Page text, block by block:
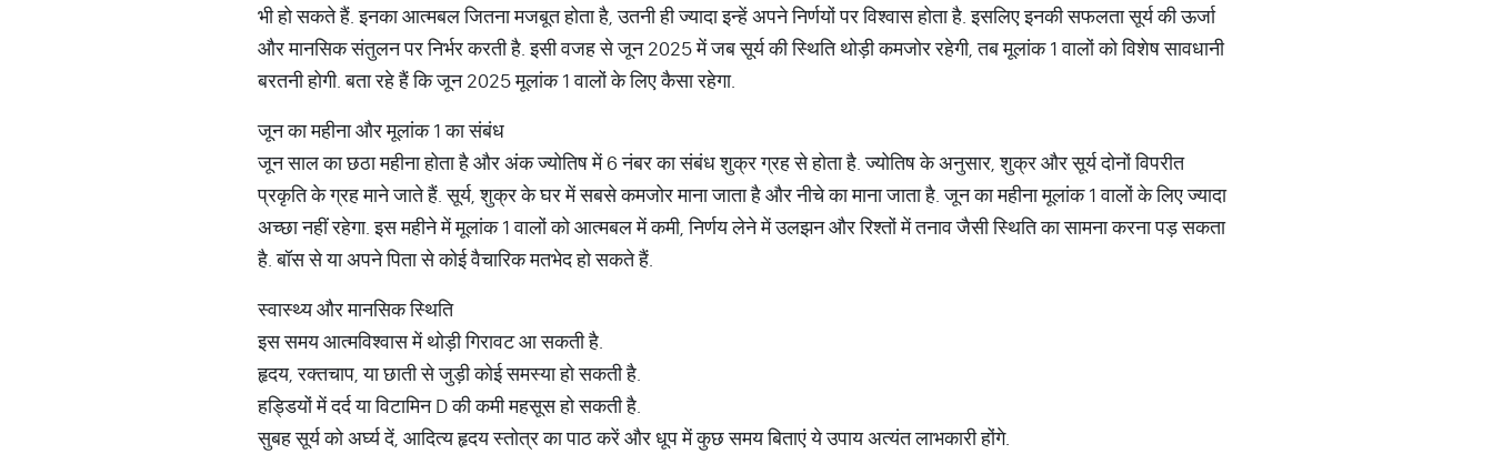
भी हो सकते हैं. इनका आत्मबल जितना मजबूत होता है, उतनी ही ज्यादा इन्हें अपने निर्णयों पर विश्वास होता है. इसलिए इनकी सफलता सूर्य की ऊर्जा
और मानसिक संतुलन पर निर्भर करती है. इसी वजह से जून 2025 में जब सूर्य की स्थिति थोड़ी कमजोर रहेगी, तब मूलांक 1 वालों को विशेष सावधानी
बरतनी होगी. बता रहे हैं कि जून 2025 मूलांक 1 वालों के लिए कैसा रहेगा.
जून का महीना और मूलांक 1 का संबंध
जून साल का छठा महीना होता है और अंक ज्योतिष में 6 नंबर का संबंध शुक्र ग्रह से होता है. ज्योतिष के अनुसार, शुक्र और सूर्य दोनों विपरीत
प्रकृति के ग्रह माने जाते हैं. सूर्य, शुक्र के घर में सबसे कमजोर माना जाता है और नीचे का माना जाता है. जून का महीना मूलांक 1 वालों के लिए ज्यादा
अच्छा नहीं रहेगा. इस महीने में मूलांक 1 वालों को आत्मबल में कमी, निर्णय लेने में उलझन और रिश्तों में तनाव जैसी स्थिति का सामना करना पड़ सकता
है. बॉस से या अपने पिता से कोई वैचारिक मतभेद हो सकते हैं.
स्वास्थ्य और मानसिक स्थिति
इस समय आत्मविश्वास में थोड़ी गिरावट आ सकती है.
हृदय, रक्तचाप, या छाती से जुड़ी कोई समस्या हो सकती है.
हड्डियों में दर्द या विटामिन D की कमी महसूस हो सकती है.
सुबह सूर्य को अर्घ्य दें, आदित्य हृदय स्तोत्र का पाठ करें और धूप में कुछ समय बिताएं ये उपाय अत्यंत लाभकारी होंगे.